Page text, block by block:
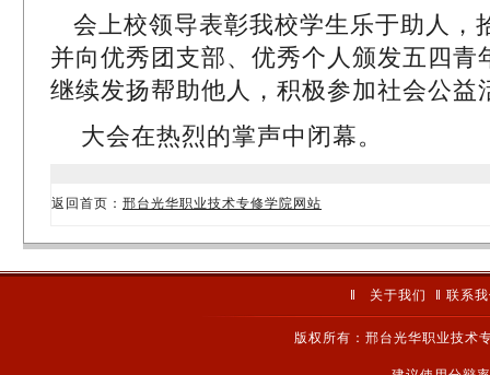
会上校领导表彰我校学生乐于助人，
并向优秀团支部、优秀个人颁发五四
继续发扬帮助他人，积极参加社会公益
大会在热烈的掌声中闭幕。
返回首页： 邢台光华职业技术专修学院网站
关于我们 联系
版权所有：邢台光华职业技术